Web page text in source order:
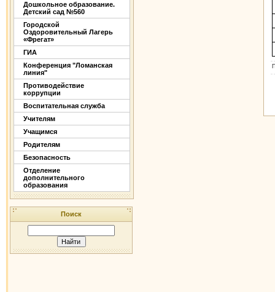
Дошкольное образование.
Детский сад №560
Городской
Оздоровительный Лагерь
«Фрегат»
ГИА
Конференция "Ломанская
линия"
Противодействие
коррупции
Воспитательная служба
Учителям
Учащимся
Родителям
Безопасность
Отделение
дополнительного
образования
Поиск